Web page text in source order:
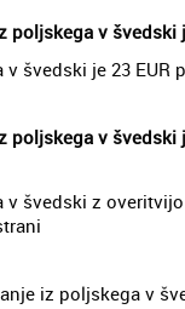
poljskega v švedski
v švedski je 23 EUR
poljskega v
v švedski z
iz poljskega v